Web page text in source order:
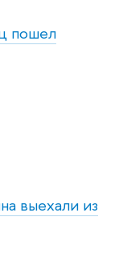
пошел
выехали из